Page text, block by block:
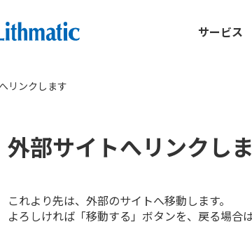
サービス
リンクします
外部サイトへリンクし
これより先は、外部のサイトへ移動します。
よろしければ「移動する」ボタンを、戻る場合